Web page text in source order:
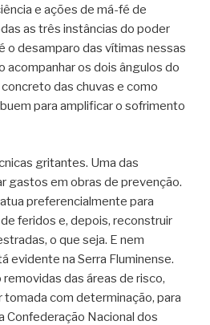
e ações de má-fé de
as três instâncias do poder
o desamparo das vítimas nessas
acompanhar os dois ângulos do
das chuvas e como
para amplificar o sofrimento
gritantes. Uma das
gastos em obras de prevenção.
preferencialmente para
feridos e, depois, reconstruir
o que seja. E nem
evidente na Serra Fluminense.
das áreas de risco,
tomada com determinação, para
Confederação Nacional dos